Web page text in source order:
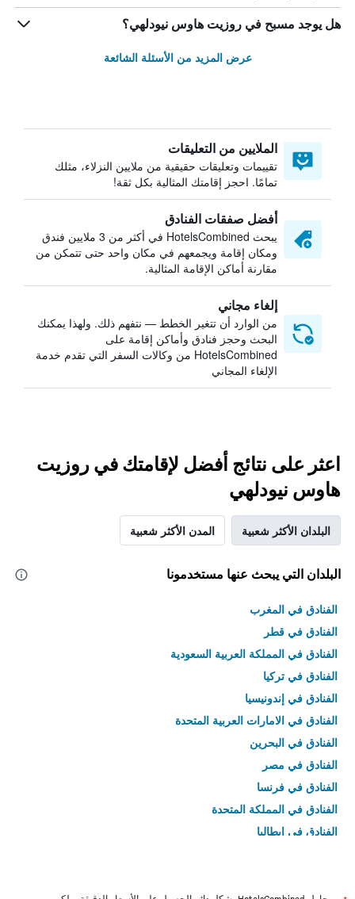
هل يوجد مسبح في روزيت هاوس نيودلهي؟
عرض المزيد من الأسئلة الشائعة
الملايين من التعليقات
تقييمات وتعليقات حقيقية من ملايين النزلاء، مثلك
تمامًا. احجز إقامتك المثالية بكل ثقة!
أفضل صفقات الفنادق
يبحث HotelsCombined في أكثر من 3 ملايين فندق
ومكان إقامة ويجمعهم في مكان واحد حتى تتمكن من
مقارنة أماكن الإقامة المثالية.
إلغاء مجاني
من الوارد أن تتغير الخطط — نتفهم ذلك. ولهذا يمكنك
البحث وحجز فنادق وأماكن إقامة على
HotelsCombined من وكالات السفر التي تقدم خدمة
الإلغاء المجاني
اعثر على نتائج أفضل لإقامتك في روزيت
هاوس نيودلهي
البلدان الأكثر شعبية المدن الأكثر شعبية
البلدان التي يبحث عنها مستخدمونا
الفنادق في المغرب
الفنادق في قطر
الفنادق في المملكة العربية السعودية
الفنادق في تركيا
الفنادق في إندونيسيا
الفنادق في الامارات العربية المتحدة
الفنادق في البحرين
الفنادق في مصر
الفنادق في فرنسا
الفنادق في المملكة المتحدة
الفنادق في إيطاليا